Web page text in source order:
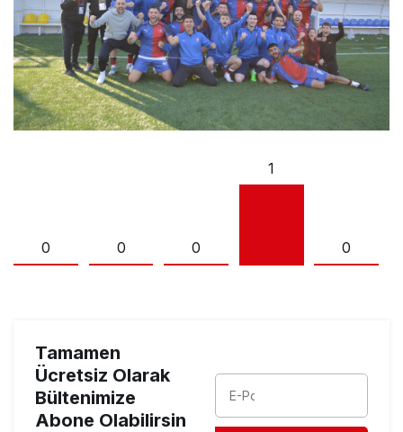
0 0 0
1
0
Tamamen
Ücretsiz Olarak
Bültenimize
Abone Olabilirsin